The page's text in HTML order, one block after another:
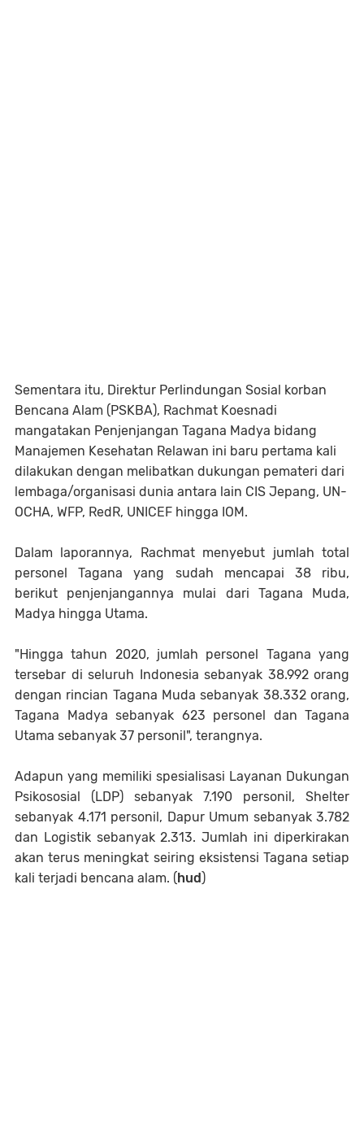
Sementara itu, Direktur Perlindungan Sosial korban
Bencana Alam (PSKBA), Rachmat Koesnadi
mangatakan Penjenjangan Tagana Madya bidang
Manajemen Kesehatan Relawan ini baru pertama kali
dilakukan dengan melibatkan dukungan pemateri dari
lembaga/organisasi dunia antara lain CIS Jepang, UN-
OCHA, WFP, RedR, UNICEF hingga IOM.
Dalam laporannya, Rachmat menyebut jumlah total
personel Tagana yang sudah mencapai 38 ribu,
berikut penjenjangannya mulai dari Tagana Muda,
Madya hingga Utama.
"Hingga tahun 2020, jumlah personel Tagana yang
tersebar di seluruh Indonesia sebanyak 38.992 orang
dengan rincian Tagana Muda sebanyak 38.332 orang,
Tagana Madya sebanyak 623 personel dan Tagana
Utama sebanyak 37 personil", terangnya.
Adapun yang memiliki spesialisasi Layanan Dukungan
Psikososial (LDP) sebanyak 7.190 personil, Shelter
sebanyak 4.171 personil, Dapur Umum sebanyak 3.782
dan Logistik sebanyak 2.313. Jumlah ini diperkirakan
akan terus meningkat seiring eksistensi Tagana setiap
kali terjadi bencana alam. ( hud )